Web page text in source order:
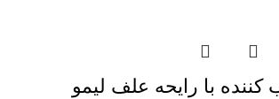
با رایحه علف لیمو